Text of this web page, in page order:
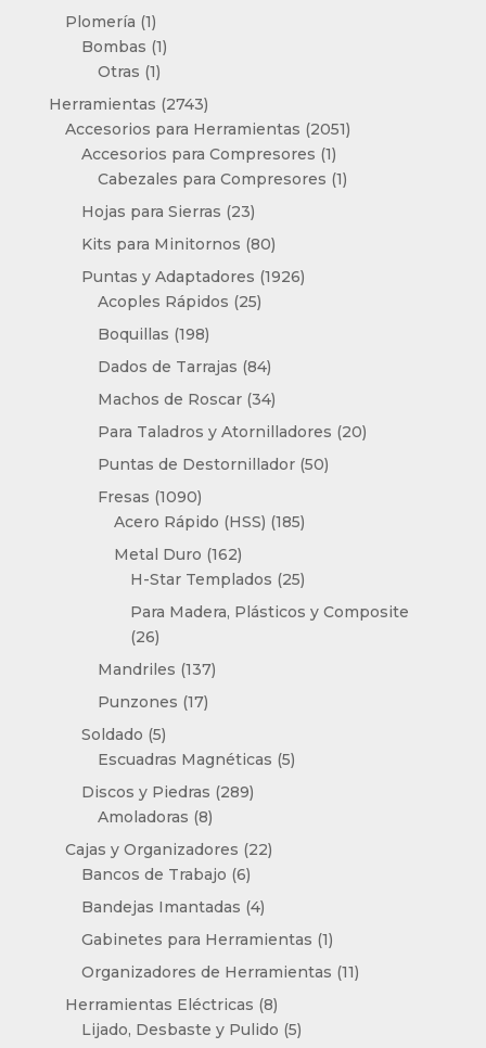
Plomería 11
producto
Bombas 11
Otras 11
producto
Herramientas 27432743
productos
Accesorios para Herramientas 20512051
Accesorios para Compresores 11
producto
Cabezales para Compresores 11
Hojas para Sierras 2323
productos
Kits para Minitornos 8080
productos
Puntas y Adaptadores 19261926
Acoples Rápidos 2525
Boquillas 198198
productos
Dados de Tarrajas 8484
productos
Machos de Roscar 3434
productos
Para Taladros y Atornilladores 2020
Puntas de Destornillador 5050
Fresas 10901090
productos
Acero Rápido (HSS) 185185
Metal Duro 162162
productos
H-Star Templados 2525
productos
Para Madera, Plásticos y Composite
2626
productos
Mandriles 137137
Punzones 1717
Soldado 55
productos
Escuadras Magnéticas 55
Discos y Piedras 289289
Amoladoras 88
productos
Cajas y Organizadores 2222
Bancos de Trabajo 66
productos
Bandejas Imantadas 44
productos
Gabinetes para Herramientas 11
producto
Organizadores de Herramientas 1111
Herramientas Eléctricas 88
productos
Lijado, Desbaste y Pulido 55